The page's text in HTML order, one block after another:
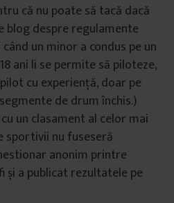
că nu poate să tacă dacă
blog despre regulamente
un minor a condus pe un
ani li se permite să piloteze,
cu experiență, doar pe
de drum închis.)
un clasament al celor mai
sportivii nu fuseseră
anonim printre
a publicat rezultatele pe